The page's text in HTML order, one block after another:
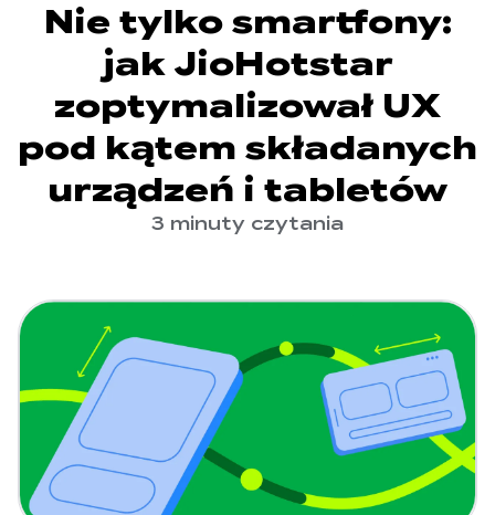
Nie tylko smartfony:
jak JioHotstar
zoptymalizował UX
pod kątem składanych
urządzeń i tabletów
3 minuty czytania